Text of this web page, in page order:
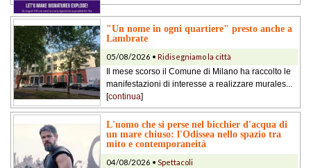
"Un nome in ogni quartiere" presto anche a
Lambrate
05/08/2026 • Ridisegniamo la città
Il mese scorso il Comune di Milano ha raccolto le
manifestazioni di interesse a realizzare murales...
[continua]
L'uomo che si perse nel bicchier d'acqua di
un mare chiuso: l'Odissea nello spazio tra
mito e contemporaneità
04/08/2026 • Spettacoli